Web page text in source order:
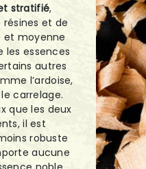
stratifié,
et de
et moyenne
les essences
autres
l’ardoise,
carrelage.
que les deux
il est
robuste
aucune